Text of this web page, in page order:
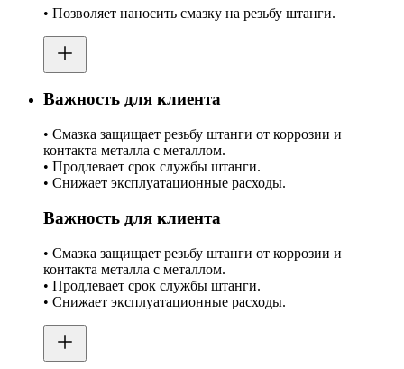
• Позволяет наносить смазку на резьбу штанги.
Важность для клиента
• Смазка защищает резьбу штанги от коррозии и
контакта металла с металлом.
• Продлевает срок службы штанги.
• Снижает эксплуатационные расходы.
Важность для клиента
• Смазка защищает резьбу штанги от коррозии и
контакта металла с металлом.
• Продлевает срок службы штанги.
• Снижает эксплуатационные расходы.